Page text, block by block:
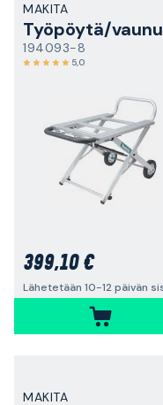
MAKITA
Työpöytä/vaunu
194093-8
5,0
399,10 €
MAKITA